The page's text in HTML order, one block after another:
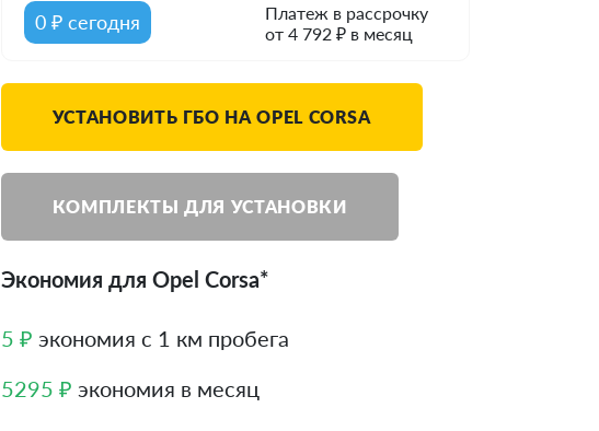
0 ₽ сегодня
Платеж в рассрочку
от 4 792 ₽ в месяц
УСТАНОВИТЬ ГБО НА OPEL CORSA
КОМПЛЕКТЫ ДЛЯ УСТАНОВКИ
Экономия для Opel Corsa*
5 ₽ экономия с 1 км пробега
5295 ₽ экономия в месяц